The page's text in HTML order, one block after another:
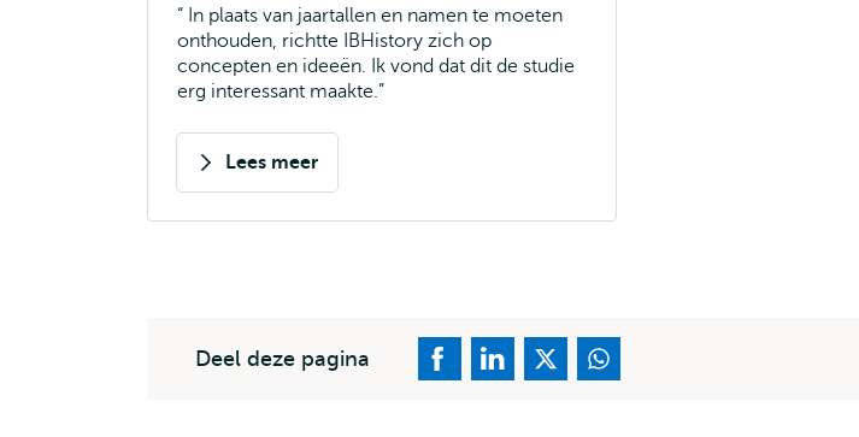
In plaats van jaartallen en namen te moeten
onthouden, richtte IBHistory zich op
concepten en ideeën. Ik vond dat dit de studie
erg interessant maakte.
Lees meer
over
Lena
Deel deze pagina